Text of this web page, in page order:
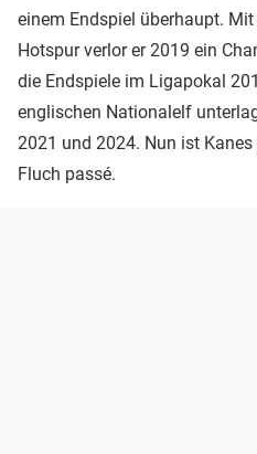
einem Endspiel überhaupt.
Hotspur verlor er 2019 ein
die Endspiele im Ligapokal
englischen Nationalelf
2021 und 2024. Nun ist
Fluch passé.